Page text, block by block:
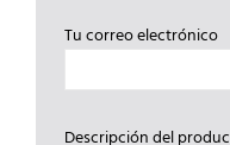
Tu correo electrónico
Descripción del